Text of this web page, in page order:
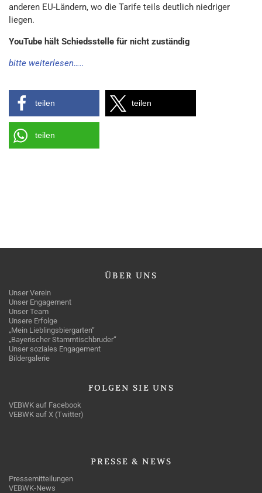
anderen EU-Ländern, wo die Tarife teils deutlich niedriger
liegen.
YouTube hält Schiedsstelle für nicht zuständig
bitte weiterlesen…..
teilen teilen
teilen
ÜBER UNS
Unser Verein
Unser Engagement
Unser Team
Unsere Erfolge
„Mein Lieblingsbiergarten“
„Bayerischer Stammtischbruder“
Unser soziales Engagement
Bildergalerie
FOLGEN SIE UNS
VEBWK auf Facebook
VEBWK auf X (Twitter)
PRESSE & NEWS
Pressemitteilungen
VEBWK-News